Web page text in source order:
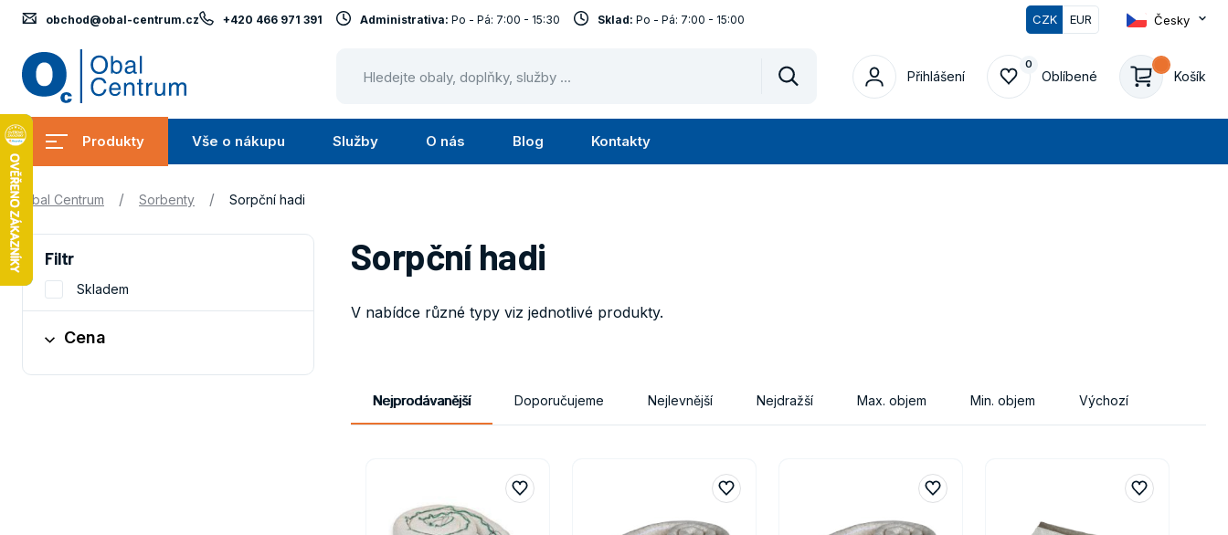
CZK EUR Česky
Vyhledat
Přihlášení Oblíbené
0
Košík
Produkty Vše o nákupu
nákupu
Služby O nás Blog Kontakty
obchod@obal-centrum.cz +420 466 971 391 Administrativa: Po - Pá: 7:00 - 15:30 Sklad: Po - Pá: 7:00 - 15:00
Obal Centrum / Sorbenty / Sorpční hadi
Sorpční hadi
V nabídce různé typy viz jednotlivé produkty.
Filtr
Skladem
Cena
Nejprodávanější Doporučujeme Nejlevnější Nejdražší Max. objem Min. objem Výchozí